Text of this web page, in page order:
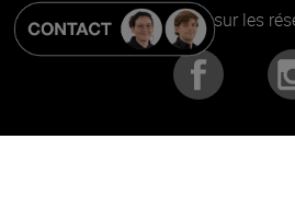
Retrouvez nous sur les